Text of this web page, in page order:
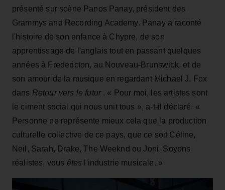
présenté sur scène Panos Panay, président des
Grammys and Recording Academy. Panay a raconté
l'histoire de son enfance à Chypre, de son
apprentissage de l'anglais tout en passant quelques
années à Fredericton, au Nouveau-Brunswick, et de
son amour de la musique en regardant Michael J. Fox
dans Retour vers le futur. « Pour moi, les artistes sont
le ciment social qui nous unit tous », a-t-il déclaré. «
Personne ne représente mieux cela que la production
culturelle collective de ce pays, que ce soit Céline,
Neil, Sarah, Drake, The Weeknd ou Joni. Soyons
réalistes, vous êtes l'industrie musicale. »